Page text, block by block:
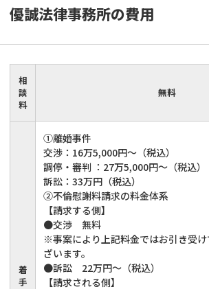
優誠法律事務所の費用
相
談
料
無料
着
手
①離婚事件
交渉：16万5,000円～（税込）
調停・審判 ：27万5,000円～（税込）
訴訟：33万円（税込）
②不倫慰謝料請求の料金体系
【請求する側】
●交渉 無料
※事案により上記料金ではお引き受
ざいます。
●訴訟 22万円～（税込）
【請求される側】